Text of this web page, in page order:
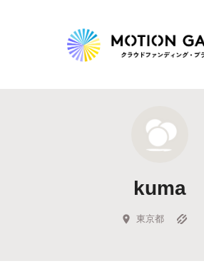
新着プロジェクト
Feature
キュレーターから探す
kuma
東京都